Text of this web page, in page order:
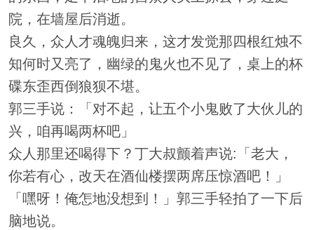
院，在墙屋后消逝。
良久，众人才魂魄归来，这才发觉那四根红烛不
知何时又亮了，幽绿的鬼火也不见了，桌上的杯
碟东歪西倒狼狈不堪。
郭三手说：「对不起，让五个小鬼败了大伙儿的
兴，咱再喝两杯吧」
众人那里还喝得下？丁大叔颤着声说:「老大，
你若有心，改天在酒仙楼摆两席压惊酒吧！」
「嘿呀！俺怎地没想到！」郭三手轻拍了一下后
脑地说。